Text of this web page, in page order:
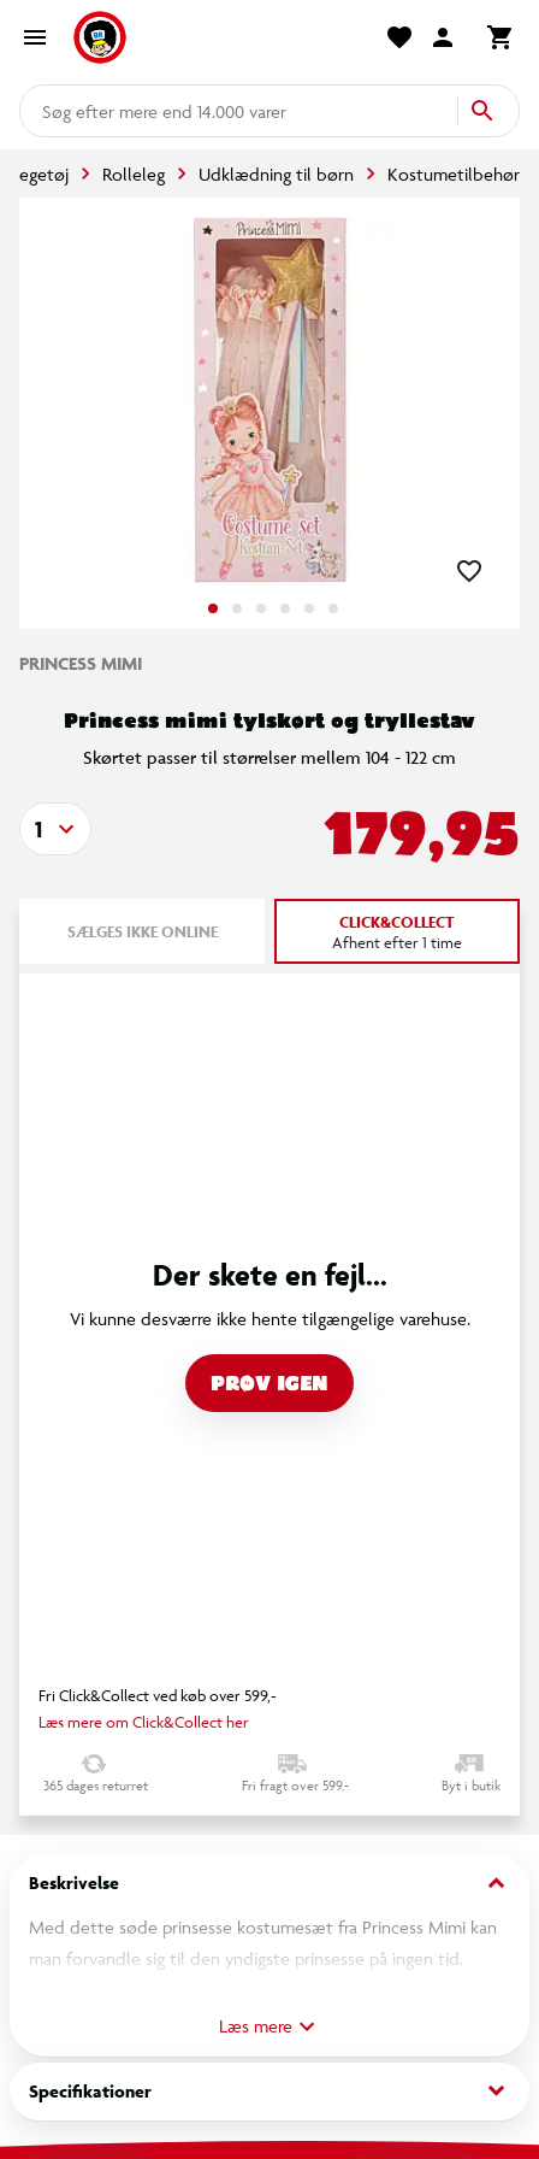
mere end 14.000 varer
Legetøj Rolleleg Udklædning til børn Kostumetilbehør
PRINCESS MIMI
Princess mimi tylskørt og tryllestav
Skørtet passer til størrelser mellem 104 - 122 cm
179,95
1
SÆLGES IKKE ONLINE CLICK&COLLECT
Afhent efter 1 time
Der skete en fejl...
Vi kunne desværre ikke hente tilgængelige varehuse.
PRØV IGEN
Fri Click&Collect ved køb over 599,-
Læs mere om Click&Collect her
365 dages returret Fri fragt over 599,- Byt i butik
Beskrivelse keyboard_arrow_down
Med dette søde prinsesse kostumesæt fra Princess Mimi kan
man forvandle sig til den yndigste prinsesse på ingen tid.
gyldne stjerner og med elastisk linning samt en matchende
tryllestav med en stor rosa stjerne i toppen og farverige,
flagrende bånd. Skørtet passer til størrelser mellem 104 - 122
cm.
Læs mere
Specifikationer keyboard_arrow_down